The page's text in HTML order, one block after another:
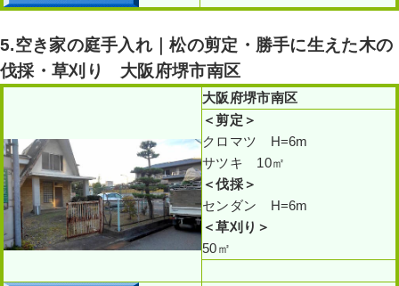
5.空き家の庭手入れ｜松の剪定・勝手に生えた木の
伐採・草刈り 大阪府堺市南区
大阪府堺市南区
＜剪定 ＞
クロマツ H=6m
サツキ 10㎡
＜伐採＞
センダン H=6m
＜草刈り ＞
50㎡